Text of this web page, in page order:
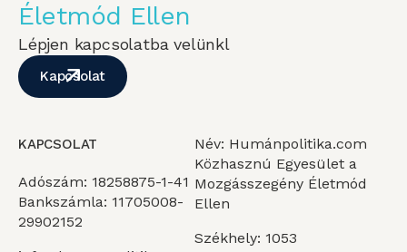
Életmód Ellen
Lépjen kapcsolatba velünkl
Kapcsolat
KAPCSOLAT
Adószám: 18258875-1-41
Bankszámla: 11705008-
29902152
Név: Humánpolitika.com
Közhasznú Egyesület a
Mozgásszegény Életmód
Ellen
Székhely: 1053